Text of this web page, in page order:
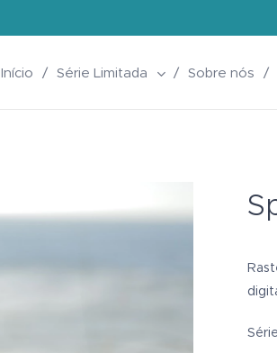
Início Série Limitada Sobre nós